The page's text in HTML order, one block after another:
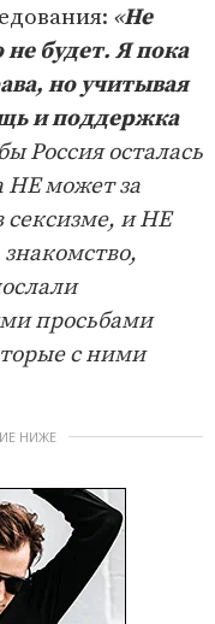
«Не
будет. Я пока
но учитывая
и поддержка
Россия осталась
НЕ может за
сексизме, и НЕ
просьбами
с ними
НИЖЕ